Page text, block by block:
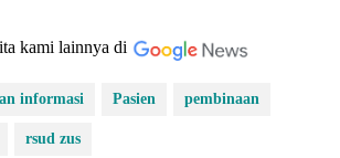
kami lainnya di
informasi Pasien pembinaan
rsud zus